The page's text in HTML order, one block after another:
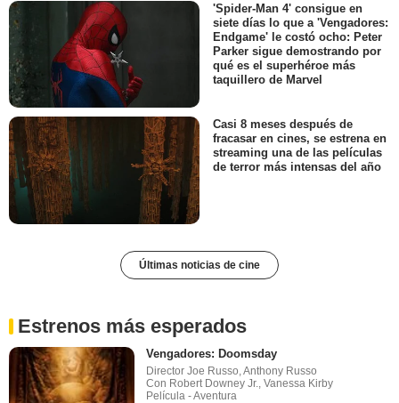
'Spider-Man 4' consigue en
siete días lo que a 'Vengadores:
Endgame' le costó ocho: Peter
Parker sigue demostrando por
qué es el superhéroe más
taquillero de Marvel
Casi 8 meses después de
fracasar en cines, se estrena en
streaming una de las películas
de terror más intensas del año
Últimas noticias de cine
Estrenos más esperados
Vengadores: Doomsday
Director Joe Russo, Anthony Russo
Con Robert Downey Jr., Vanessa Kirby
Película - Aventura